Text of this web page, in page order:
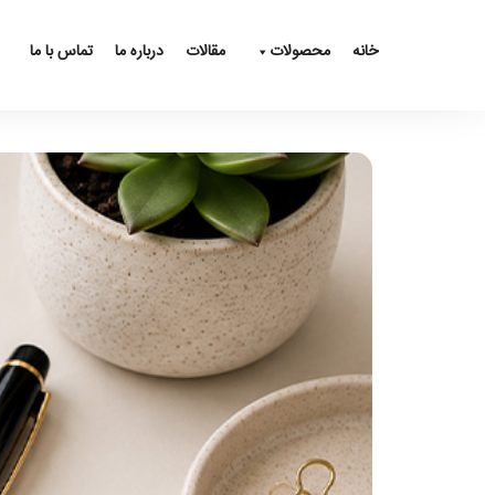
خانه محصولات مقالات درباره ما تماس با ما